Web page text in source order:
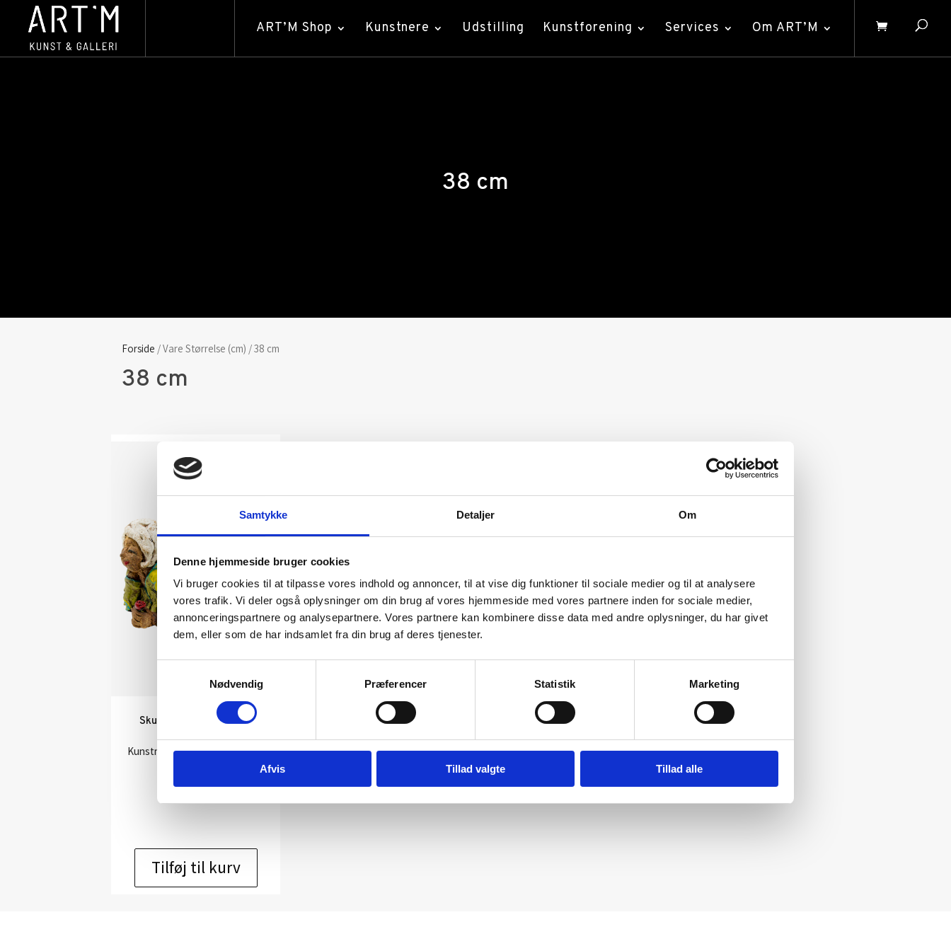
Samtykke Detaljer Om
Denne hjemmeside bruger cookies
Vi bruger cookies til at tilpasse vores indhold og annoncer, til at vise dig funktioner til sociale medier og til at analysere
vores trafik. Vi deler også oplysninger om din brug af vores hjemmeside med vores partnere inden for sociale medier,
annonceringspartnere og analysepartnere. Vores partnere kan kombinere disse data med andre oplysninger, du har givet
dem, eller som de har indsamlet fra din brug af deres tjenester.
Nødvendig
Præferencer Statistik Marketing
Afvis Tillad valgte Tillad alle
ART’M Shop Kunstnere Udstilling Kunstforening Services Om ART’M
38 cm
Forside / Vare Størrelse (cm) / 38 cm
38 cm
Skulptur af Rikke Stiig:
Kunstner:
Rikke Stiig – keramik
Tilføj til kurv